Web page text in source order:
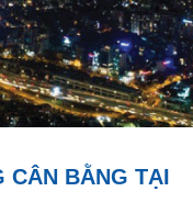
CÂN BẰNG TẠI